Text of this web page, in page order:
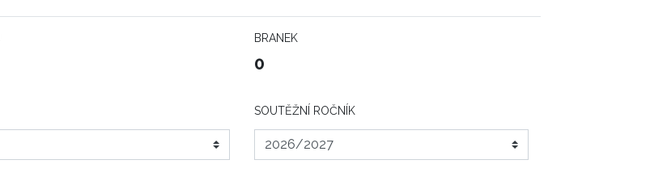
BRANEK
0
SOUTĚŽNÍ ROČNÍK